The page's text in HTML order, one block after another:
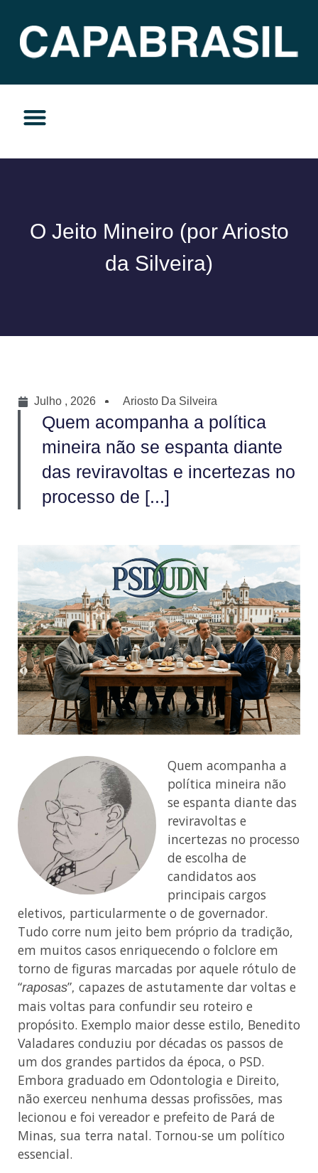
O Jeito Mineiro (por Ariosto
da Silveira)
Julho , 2026 Ariosto Da Silveira
Quem acompanha a política
mineira não se espanta diante
das reviravoltas e incertezas no
processo de [...]
Quem acompanha a
política mineira não
se espanta diante das
reviravoltas e
incertezas no processo
de escolha de
candidatos aos
principais cargos
eletivos, particularmente o de governador.
Tudo corre num jeito bem próprio da tradição,
em muitos casos enriquecendo o folclore em
torno de figuras marcadas por aquele rótulo de
“raposas”, capazes de astutamente dar voltas e
mais voltas para confundir seu roteiro e
propósito. Exemplo maior desse estilo, Benedito
Valadares conduziu por décadas os passos de
um dos grandes partidos da época, o PSD.
Embora graduado em Odontologia e Direito,
não exerceu nenhuma dessas profissões, mas
lecionou e foi vereador e prefeito de Pará de
Minas, sua terra natal. Tornou-se um político
essencial.